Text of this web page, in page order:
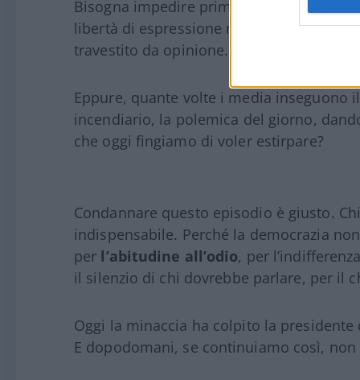
Bisogna impedire prima. Il comunicato
libertà di espressione non è un
travestito da opinione.
Eppure, quante volte i media inseguono
incendiario, la polemica del giorno,
che oggi fingiamo di voler estirpare?
Condannare questo episodio è giusto.
indispensabile. Perché la democrazia
per l’abitudine all’odio, per
il silenzio di chi dovrebbe parlare, per il
Oggi la minaccia ha colpito la
E dopodomani, se continuiamo così,